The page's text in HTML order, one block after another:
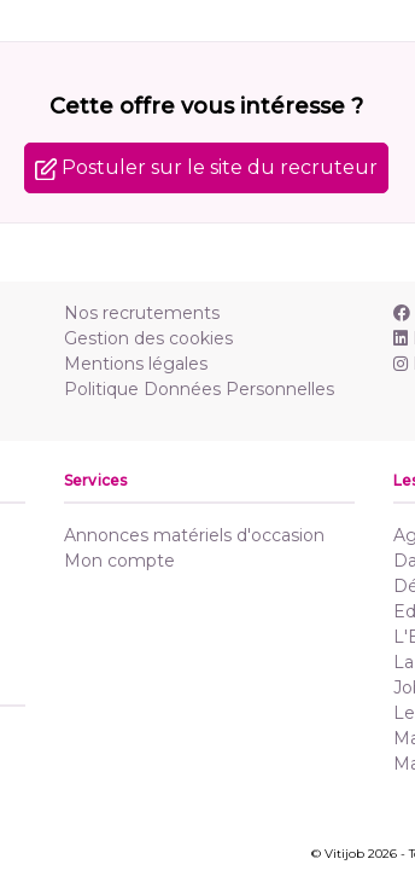
Cette offre vous intéresse ?
Postuler sur le site du recruteur
Nos recrutements
Gestion des cookies
Mentions légales
Politique Données Personnelles
Services
Annonces matériels d'occasion
Mon compte
© Vitijob 2026 -